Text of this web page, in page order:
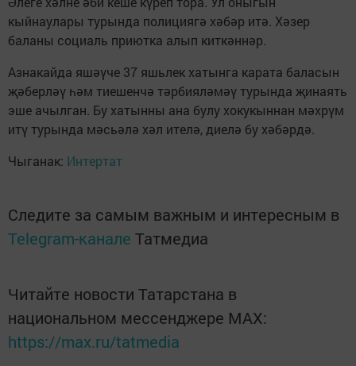
кыйнаулары турында полициягә хәбәр итә. Хәзер
баланы социаль приютка алып киткәннәр.
Азнакайда яшәүче 37 яшьлек хатынга карата баласын
җәберләү һәм тиешенчә тәрбияләмәү турында җинаять
эше ачылган. Бу хатынны ана булу хокукыннан мәхрүм
итү турында мәсьәлә хәл ителә, диелә бу хәбәрдә.
Чыганак: Интертат
Следите за самым важным и интересным в
Telegram-канале Татмедиа
Читайте новости Татарстана в
национальном мессенджере MАХ:
https://max.ru/tatmedia